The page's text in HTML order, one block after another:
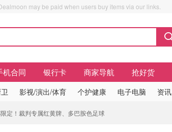
may be paid when users buy items via our links.
机合同 银行卡 商家导航 抢好货
影视/演出/体育 个护健康 电子电脑 资讯
定！裁判专属红黄牌、多巴胺色足球